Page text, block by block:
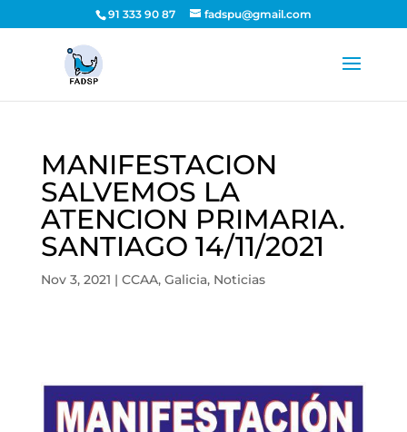
91 333 90 87 fadspu@gmail.com
MANIFESTACION
SALVEMOS LA
ATENCION PRIMARIA.
SANTIAGO 14/11/2021
Nov 3, 2021 | CCAA, Galicia, Noticias